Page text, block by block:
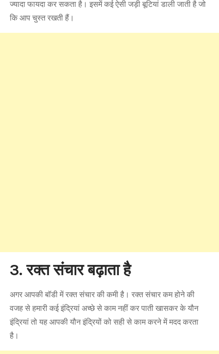
ज्यादा फायदा कर सकता है। इसमें कई ऐसी जड़ी बूटियां डाली जाती है जो
कि आप चुस्त रखती हैं।
3. रक्त संचार बढ़ाता है
अगर आपकी बॉडी में रक्त संचार की कमी है। रक्त संचार कम होने की
वजह से हमारी कई इंद्रियां अच्छे से काम नहीं कर पाती खासकर के यौन
इंद्रियां तो यह आपकी यौन इंद्रियों को सही से काम करने में मदद करता
है।